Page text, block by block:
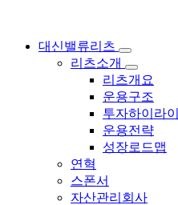
대신밸류리츠
리츠소개
리츠개요
운용구조
투자하이라
운용전략
성장로드맵
연혁
스폰서
자산관리회사